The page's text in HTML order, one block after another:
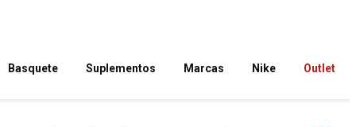
Basquete Suplementos Marcas Nike Outlet